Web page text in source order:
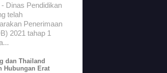
Dinas Pendidikan
telah
Penerimaan
2021 tahap 1
dan Thailand
Hubungan Erat